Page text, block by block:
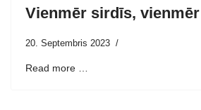
Vienmēr sirdīs,
20. Septembris 2023
Read more …